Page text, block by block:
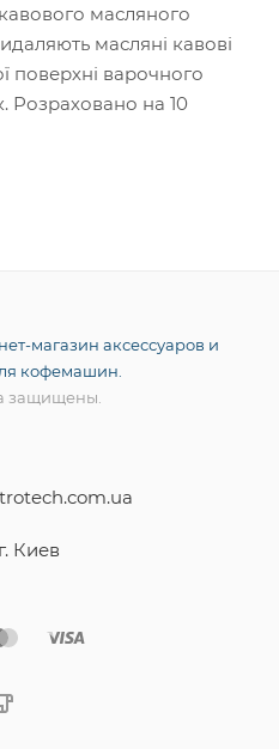
масляного
масляні кавові
поверхні варочного
Розраховано на 10
магазин аксессуаров и
кофемашин.
защищены.
г. Киев